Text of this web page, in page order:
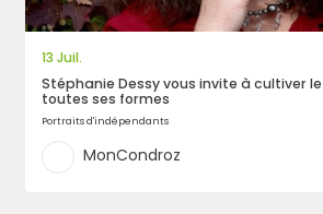
13 Juil.
Stéphanie Dessy vous invite à cultiver
toutes ses formes
Portraits d'indépendants
MonCondroz